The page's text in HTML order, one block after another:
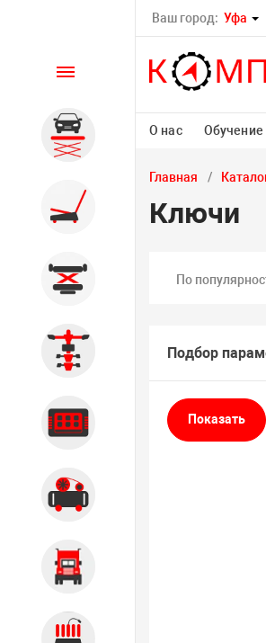
Ваш город: Уфа
О нас Обучение
Каталог
Автомобильные
оборудование
Общегаражное
Стенды сход-развал
Диагностика
Главная
Ключи
По
Подбор